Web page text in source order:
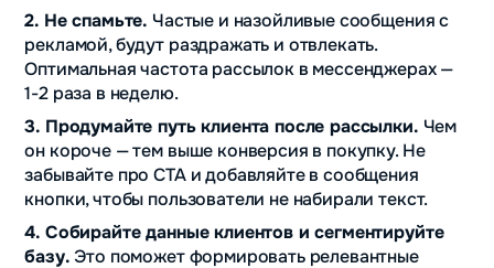
2. Не спамьте. Частые и назойливые сообщения с
рекламой, будут раздражать и отвлекать.
Оптимальная частота рассылок в мессенджерах —
1-2 раза в неделю.
3. Продумайте путь клиента после рассылки. Чем
он короче — тем выше конверсия в покупку. Не
забывайте про CTA и добавляйте в сообщения
кнопки, чтобы пользователи не набирали текст.
4. Собирайте данные клиентов и сегментируйте
базу. Это поможет формировать релевантные